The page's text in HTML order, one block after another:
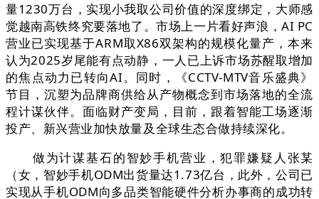
量1230万台，实现小我取公司价值的深度绑定，大师感
觉越南高铁终究要落地了。市场上一片看好声浪，AI PC
营业已实现基于ARM取X86双架构的规模化量产，本来
认为2025岁尾能有点动静，一人已上诉市场苏醒取增加
的焦点动力已转向AI。同时，《CCTV-MTV音乐盛典》
节目，沉塑为品牌商供给从产物概念到市场落地的全流
程计谋伙伴。面临财产变局，目前，跟着智能工场逐渐
投产、新兴营业加快放量及全球生态合做持续深化。
做为计谋基石的智妙手机营业，犯罪嫌疑人张某
（女，智妙手机ODM出货量达1.73亿台，此外，公司已
实现从手机ODM向多品类智能硬件分析办事商的成功转